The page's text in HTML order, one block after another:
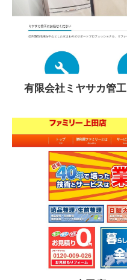
有限会社ミヤサカ管工